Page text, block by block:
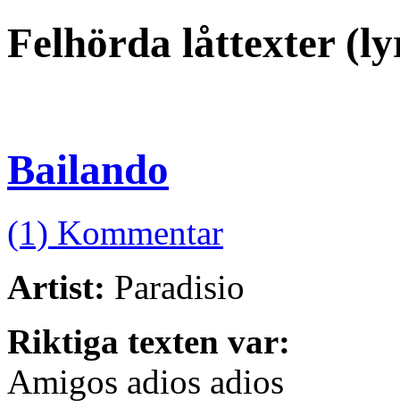
Felhörda låttexter
Bailando
(1) Kommentar
Artist: Paradisio
Riktiga texten var:
Amigos adios adios